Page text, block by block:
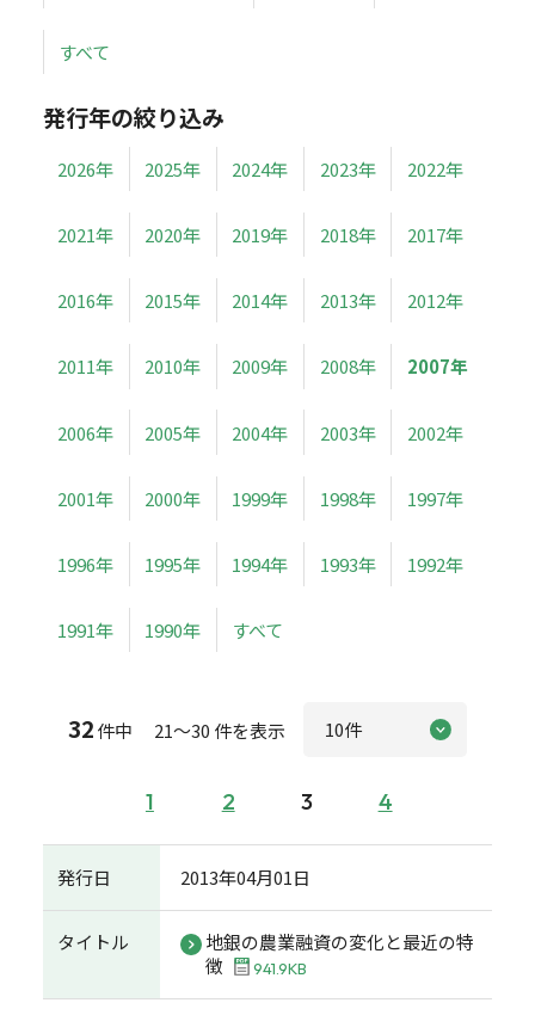
すべて
発行年の絞り込み
2026年 2025年 2024年 2023年 2022年
2021年 2020年 2019年 2018年 2017年
2016年 2015年 2014年 2013年 2012年
2011年 2010年 2009年 2008年 2007年
2006年 2005年 2004年 2003年 2002年
2001年 2000年 1999年 1998年 1997年
1996年 1995年 1994年 1993年 1992年
1991年 1990年 すべて
32件中 21～30 件を表示
1 2 3 4
発行日 2013年04月01日
タイトル
地銀の農業融資の変化と最近の特
徴
941.9KB